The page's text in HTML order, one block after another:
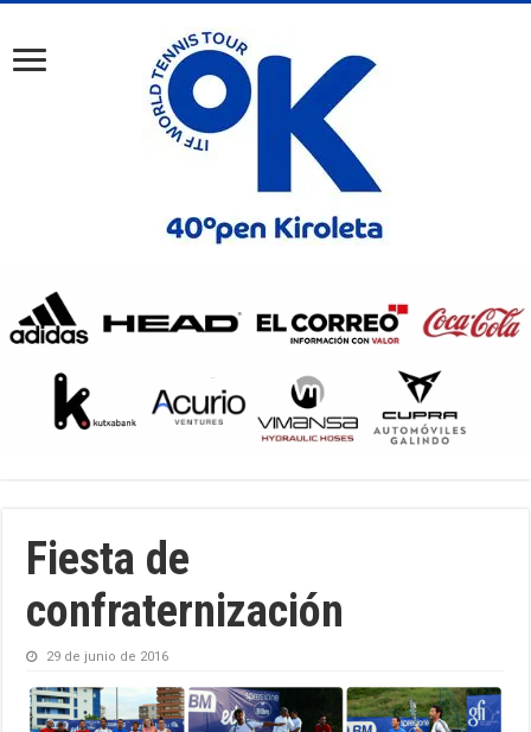
Fiesta de
confraternización
29 de junio de 2016